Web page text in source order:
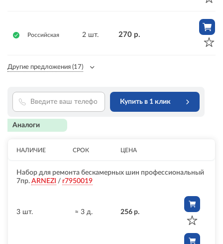
Российская 2 шт. 270 р.
Другие предложения (17)
Купить в 1 клик
Аналоги
НАЛИЧИЕ СРОК ЦЕНА
Набор для ремонта бескамерных шин профессиональный
7пр. ARNEZI / r7950019
3 шт. ≈ 3 д. 256 р.